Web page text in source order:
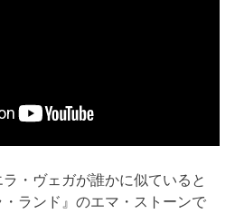
・ヴェガが誰かに似ていると
ランド』のエマ・ストーンで